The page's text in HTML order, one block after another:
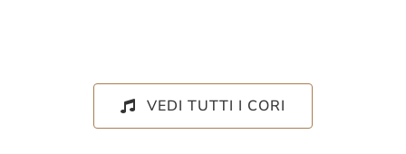
VEDI TUTTI I CORI